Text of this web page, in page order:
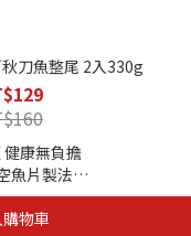
刀魚整尾 2入330g
健康無負擔
魚片製法
浸漬，讓您食用起來更健
。物車